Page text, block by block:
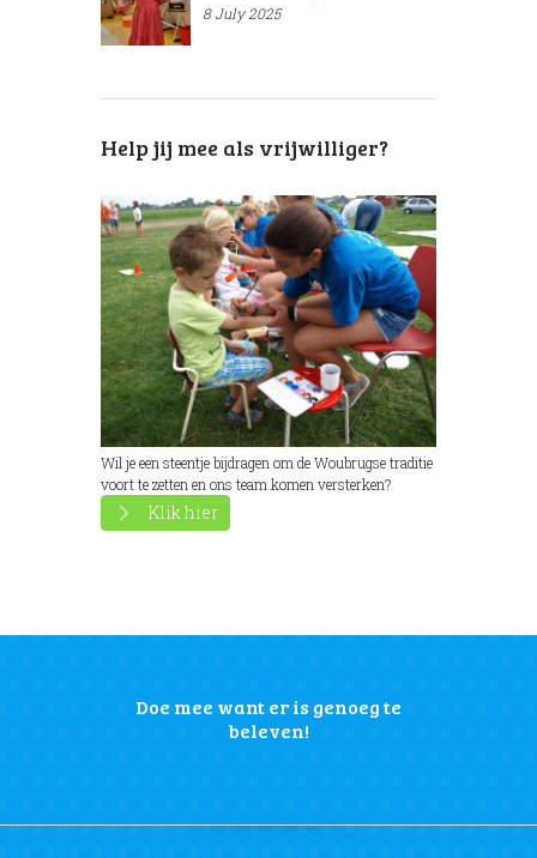
8 July 2025
Help jij mee als vrijwilliger?
Wil je een steentje bijdragen om de Woubrugse traditie
voort te zetten en ons team komen versterken?
Klik hier
Doe mee want er is genoeg te
beleven!